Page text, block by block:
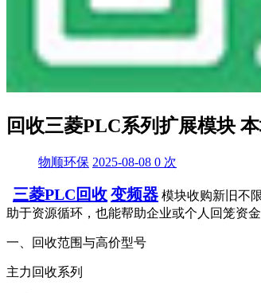
回收三菱PLC系列扩展模块
物顺环保 2025-08-08 0 次
三菱PLC回收变频器 模块收购新旧不
助于资源循环，也能帮助企业或个人回笼资
一、回收范围与高价型号
‌主力回收系列‌